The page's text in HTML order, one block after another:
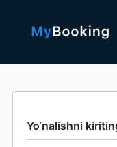
Yo‘nalishni